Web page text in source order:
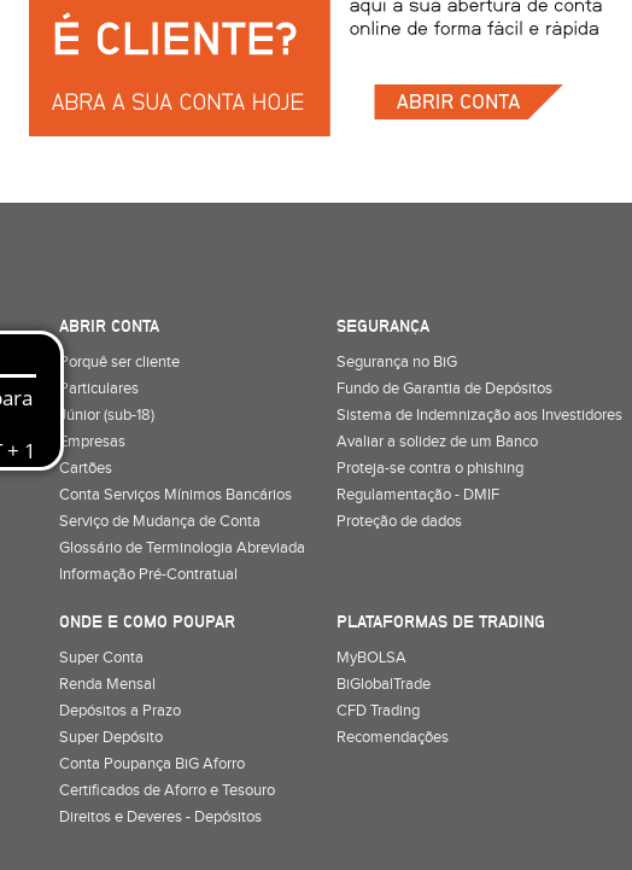
ABRIR CONTA
Porquê ser cliente
Particulares
Júnior (sub-18)
Empresas
Cartões
Conta Serviços Mínimos Bancários
Serviço de Mudança de Conta
Glossário de Terminologia Abreviada
Informação Pré-Contratual
SEGURANÇA
Segurança no BiG
Fundo de Garantia de Depósitos
Sistema de Indemnização aos Investidores
Avaliar a solidez de um Banco
Proteja-se contra o phishing
Regulamentação - DMIF
Proteção de dados
ONDE E COMO POUPAR
Super Conta
Renda Mensal
Depósitos a Prazo
Super Depósito
Conta Poupança BiG Aforro
Certificados de Aforro e Tesouro
Direitos e Deveres - Depósitos
PLATAFORMAS DE TRADING
MyBOLSA
BiGlobalTrade
CFD Trading
Recomendações